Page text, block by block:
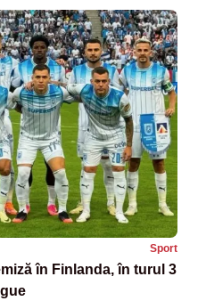
Sport
în Finlanda, în turul 3